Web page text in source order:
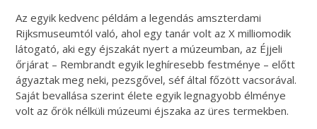
Az egyik kedvenc példám a legendás amszterdami
Rijksmuseumtól való, ahol egy tanár volt az X milliomodik
látogató, aki egy éjszakát nyert a múzeumban, az Éjjeli
őrjárat – Rembrandt egyik leghíresebb festménye – előtt
ágyaztak meg neki, pezsgővel, séf által főzött vacsorával.
Saját bevallása szerint élete egyik legnagyobb élménye
volt az őrök nélküli múzeumi éjszaka az üres termekben.